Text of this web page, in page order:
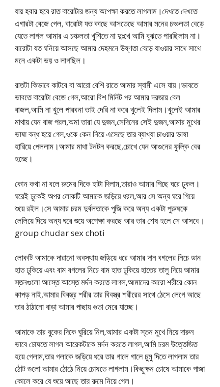
যায় হবার হবে রাত বারোটার জন্য অপেক্ষা করতে লাগলাম।দেখতে দেখতে
এগারটা বেজে গেল, বারোটা যত কাছে আসতেছে আমার মনের চঞ্চলতা বেড়ে
যেতে লাগল আমার এ চঞ্চলতা খুশিতে না দুঃখে আমি বুঝতে পারছিলাম না।
বারোটা যত ঘনিয়ে আসছে আমার দেহমনে উষ্ণতা বেড়ে যাওয়ার সাথে সাথে
মনে একটা ভয় ও লাগছিল।
রাতটা কিভাবে কাটবে বা আরো বেশি রাতে আমার স্বামী এসে যায়।ভাবতে
ভাবতে বারোটা বেজে গেল,আরো বিশ মিনিট পর আমার দরজায় বেল
বাজল,আমি না খুলে পারবনা তাই দেরি না করে খুলেই দিলাম।খুলেই আমার
মাথায় যেন বাজ পরল,অমা তারা যে দুজন,সেদিনের সেই দুজন,আমার মুখের
ভাষা বন্ধ হয়ে গেল,ওকে কেন নিয়ে এসেছে তার ব্যাখ্যা চাওয়ার ভাষা
হারিয়ে পেললাম।আমার মাথা টনটন করছে,চোখে যেন আগুনের ফুল্কি বের
হচ্ছে।
কোন কথা না বলে রুমের দিকে হাটা দিলাম,তারাও আমার পিছে ঘরে ঢুকল।
ঘরেই ঢুকেই অপর লোকটি আমাকে জড়িয়ে ধরল,আর সে অন্য ঘরে গিয়ে
শুয়ে রইল।সে আমার চরম দুর্বলতাকে পুজি করে অন্য একটা পুরুষকে
লেলিয়ে দিয়ে অন্য ঘরে শুয়ে অপেক্ষা করছে আর তার শেষ হলে সে আসবে।
group chudar sex choti
লোকটি আমাকে দারানো অবস্থায় জড়িয়ে ধরে আমার দান বগলের নিচে ডান
হাত ঢুকিয়ে এবং বাম বগলের নিচে বাম হাত ঢুকিয়ে হাতের তালু দিয়ে আমার
স্তনগুলো আস্তে আস্তে মর্দন করতে লাগল,আমাদের কারো শরীরে কোন
কাপড় নাই,আমার বিবস্ত্র শরীর তার বিবস্ত্র শরীরের সাথে ঠেসে লেগে আছে
তার ঠাঠানো বাড়া আমার পাছায় গুতা মেরে যাচ্ছে।
আমাকে তার বুকের দিকে ঘুরিয়ে নিল,আমার একটা স্তন মুখে নিয়ে দারুন
ভাবে চোষতে লাগল আরেকটাকে মর্দন করতে লাগল,আমি চরম উত্তেজিত
হয়ে গেলাম,তার গলাকে জড়িয়ে ধরে তার গালে গালে চুমু দিতে লাগলাম তার
ঠোট গুলো আমার ঠোঠে নিয়ে চোষতে লাগলাম।কিছুক্ষন চোষে আমাকে পাজা
কোলে করে যে শুয়ে আছে তার রুমে নিয়ে গেল।